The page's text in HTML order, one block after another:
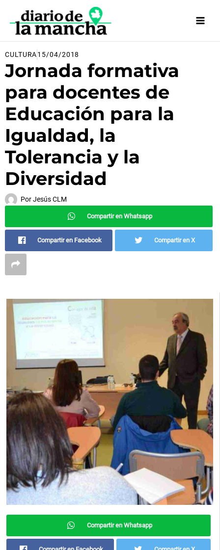
contenido
CULTURA15/04/2018
Jornada formativa
para docentes de
Educación para la
Igualdad, la
Tolerancia y la
Diversidad
PorJesús CLM
Compartir en Whatsapp
Compartir en Facebook Compartir en X
Compartir en Whatsapp